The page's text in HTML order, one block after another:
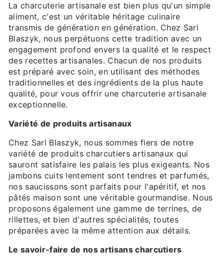
La charcuterie artisanale est bien plus qu'un simple
aliment, c'est un véritable héritage culinaire
transmis de génération en génération. Chez Sarl
Blaszyk, nous perpétuons cette tradition avec un
engagement profond envers la qualité et le respect
des recettes artisanales. Chacun de nos produits
est préparé avec soin, en utilisant des méthodes
traditionnelles et des ingrédients de la plus haute
qualité, pour vous offrir une charcuterie artisanale
exceptionnelle.
Variété de produits artisanaux
Chez Sarl Blaszyk, nous sommes fiers de notre
variété de produits charcutiers artisanaux qui
sauront satisfaire les palais les plus exigeants. Nos
jambons cuits lentement sont tendres et parfumés,
nos saucissons sont parfaits pour l'apéritif, et nos
pâtés maison sont une véritable gourmandise. Nous
proposons également une gamme de terrines, de
rillettes, et bien d'autres spécialités, toutes
préparées avec la même attention aux détails.
Le savoir-faire de nos artisans charcutiers